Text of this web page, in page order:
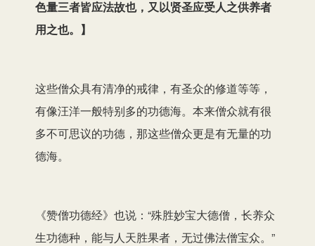
色量三者皆应法故也，又以贤圣应受人之供养者
用之也。】
这些僧众具有清净的戒律，有圣众的修道等等，
有像汪洋一般特别多的功德海。本来僧众就有很
多不可思议的功德，那这些僧众更是有无量的功
德海。
《赞僧功德经》也说：“殊胜妙宝大德僧，长养众
生功德种，能与人天胜果者，无过佛法僧宝众。”